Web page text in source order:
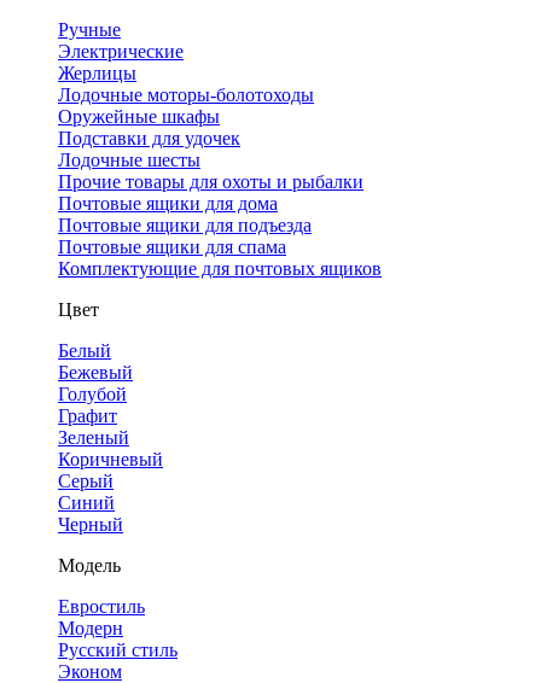
Ручные
Электрические
Жерлицы
Лодочные моторы-болотоходы
Оружейные шкафы
Подставки для удочек
Лодочные шесты
Прочие товары для охоты и рыбалки
Почтовые ящики для дома
Почтовые ящики для подъезда
Почтовые ящики для спама
Комплектующие для почтовых ящиков
Цвет
Белый
Бежевый
Голубой
Графит
Зеленый
Коричневый
Серый
Синий
Черный
Модель
Евростиль
Модерн
Русский стиль
Эконом